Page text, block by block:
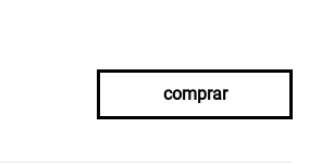
comprar